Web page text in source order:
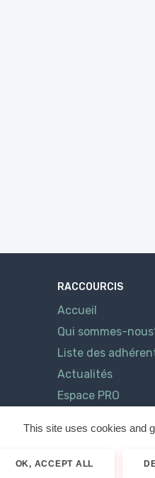
RACCOURCIS
Accueil
Qui sommes-
Liste des
Actualités
Espace PRO
© 2026Cotentin Tourisme
This site uses cookies and
OK, ACCEPT ALL